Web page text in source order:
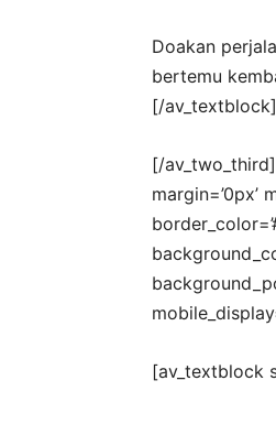
Doakan
bertemu
[/av_textblock]
[/
margin=’0px’
[av_textblock